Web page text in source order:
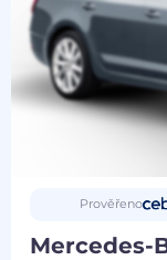
Prověřeno
Mercedes-